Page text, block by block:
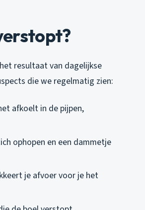
resultaat van dagelijkse
die we regelmatig zien:
afkoelt in de pijpen,
ophopen en een dammetje
je afvoer voor je het